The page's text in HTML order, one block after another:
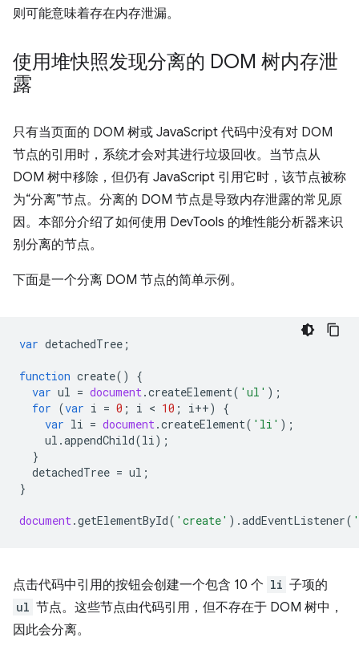
则可能意味着存在内存泄漏。
使用堆快照发现分离的 DOM 树内存泄
露
只有当页面的 DOM 树或 JavaScript 代码中没有对 DOM
节点的引用时，系统才会对其进行垃圾回收。当节点从
DOM 树中移除，但仍有 JavaScript 引用它时，该节点被称
为“分离”节点。分离的 DOM 节点是导致内存泄露的常见原
因。本部分介绍了如何使用 DevTools 的堆性能分析器来识
别分离的节点。
下面是一个分离 DOM 节点的简单示例。
var detachedTree ;
function create()
{
var ul = document .createElement( 'ul' );
for (var i = 0 ; i < 10 ; i++)
{
var li = document .createElement( 'li' );
ul .appendChild(li );
}
detachedTree = ul ;
}
document .getElementById( 'create' ).addEventListener(
点击代码中引用的按钮会创建一个包含 10 个 li 子项的
ul 节点。这些节点由代码引用，但不存在于 DOM 树中，
因此会分离。